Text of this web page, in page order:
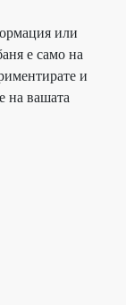
или
е само на
и
на вашата